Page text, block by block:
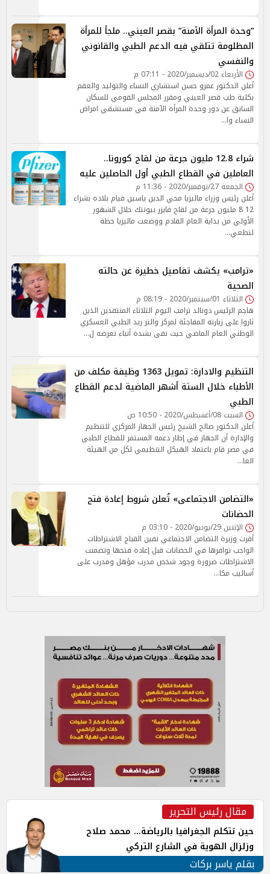
”وحدة المرأة الآمنة” بقصر العيني.. ملجأ للمرأة
المظلومة تتلقي فيه الدعم الطبي والقانوني
والنفسي
الأربعاء 02/ديسمبر/2020 - 07:11 م
أعلن الدكتور عمرو حسن استشاري النساء والتوليد والعقم
بكلية طب قصر العيني ومقرر المجلس القومي للسكان
السابق عن دور وحدة المرأة الآمنة في مستشفي امراض
النساء وا…
شراء 12.8 مليون جرعة من لقاح كورونا..
العاملين في القطاع الطبي أول الحاصلين عليه
الجمعة 27/نوفمبر/2020 - 11:36 م
أعلن رئيس وزراء ماليزيا محي الدين ياسين قيام بلاده بشراء
12 8 مليون جرعة من لقاح فايزر بيونتك خلال الشهور
الأولي من بداية العام القادم ووضعت ماليزيا خطة
لتطعي…
«ترامب» يكشف تفاصيل خطيرة عن حالته
الصحية
الثلاثاء 01/سبتمبر/2020 - 08:19 م
هاجم الرئيس دونالد ترامب اليوم الثلاثاء المنتقدين الذين
ثاروا على زيارته المفاجئة لمركز والتر ريد الطبي العسكري
الوطني العام الماضي حيث نفى بشدة أنباء تعرضه ل…
التنظيم والادارة: تمويل 1363 وظيفة مكلف من
الأطباء خلال الستة أشهر الماضية لدعم القطاع
الطبي
السبت 08/أغسطس/2020 - 10:50 ص
أعلن الدكتور صالح الشيخ رئيس الجهاز المركزي للتنظيم
والإدارة أن الجهاز في إطار دعمه المستمر للقطاع الطبي
في مصر قام باعتماد الهيكل التنظيمي لكل من الهيئة
العا…
«التضامن الاجتماعى» تُعلن شروط إعادة فتح
الحضانات
الإثنين 29/يونيو/2020 - 03:10 م
أقرت وزيرة التضامن الاجتماعي نفين القباج الاشتراطات
الواجب توافرها في الحضانات قبل إعادة فتحها وتضمنت
الاشتراطات ضرورة وجود شخص مدرب مؤهل ومدرب على
أساليب مكا…
مقال رئيس التحرير
حين تتكلم الجغرافيا بالرياضة... محمد صلاح
وزلزال الهوية في الشارع التركي
بقلم ياسر بركات